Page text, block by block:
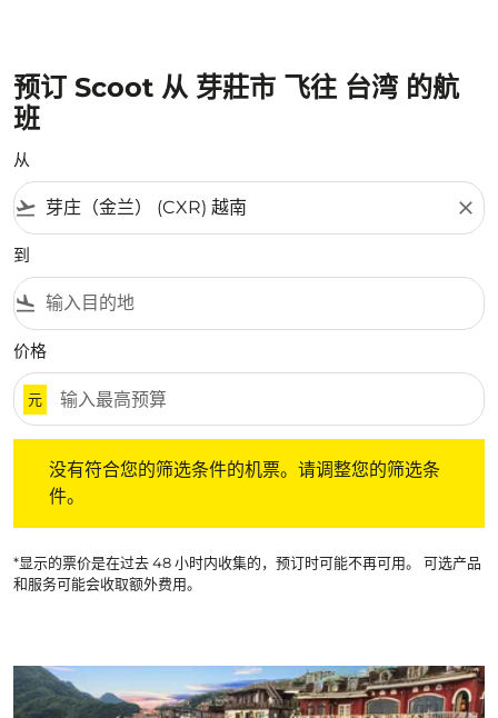
预订 Scoot 从 芽莊市 飞往 台湾 的航
班
从
flight_takeoff close
到
flight_land
价格
元
没有符合您的筛选条件的机票。请调整您的筛选条
件。
*显示的票价是在过去 48 小时内收集的，预订时可能不再可用。 可选产品
和服务可能会收取额外费用。